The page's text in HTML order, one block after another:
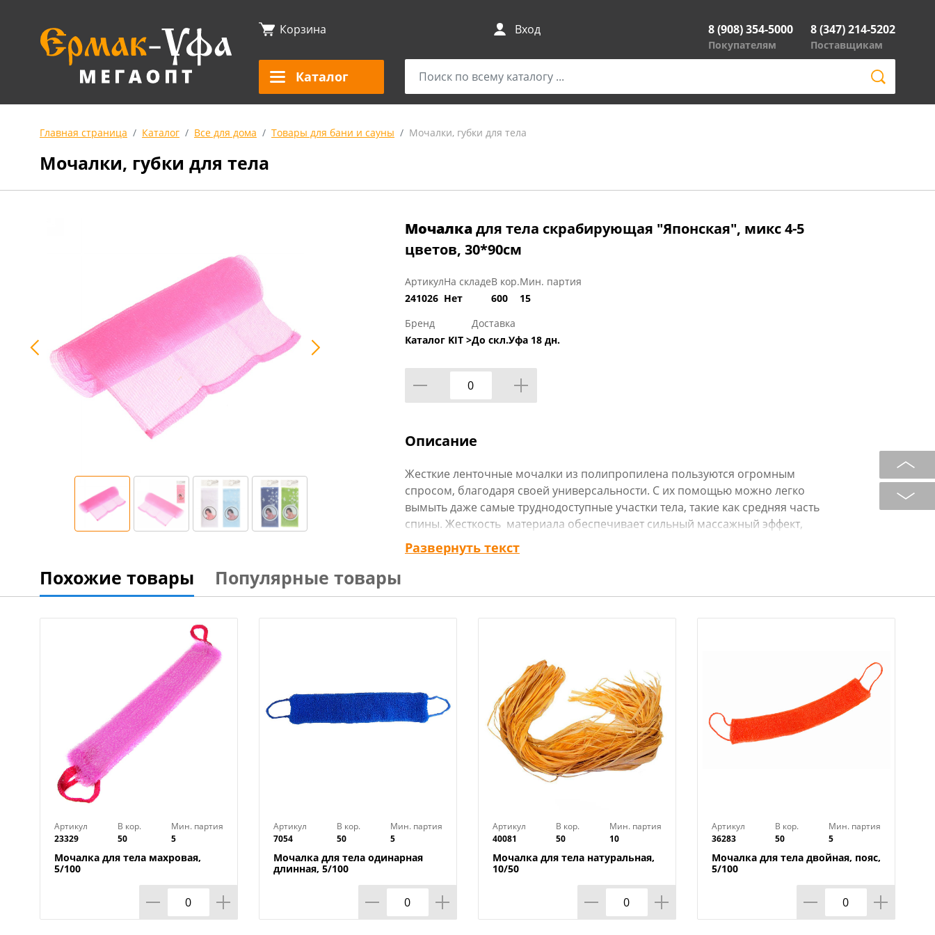
Корзина Вход 8 (908) 354-5000
Покупателям
8 (347) 214-5202
Поставщикам
Каталог
Главная страница Каталог Все для дома Товары для бани и сауны Мочалки, губки для тела
Мочалки, губки для тела
Мочалкадля тела скрабирующая "Японская", микс 4-5
цветов, 30*90см
Артикул
241026
На складе
Нет
В кор.
600
Мин. партия
15
Бренд
Каталог KIT >
Доставка
До скл.Уфа 18 дн.
Описание
Жесткие ленточные мочалки из полипропилена пользуются огромным
спросом, благодаря своей универсальности. С их помощью можно легко
вымыть даже самые труднодоступные участки тела, такие как средняя часть
спины. Жесткость материала обеспечивает сильный массажный эффект,
очищает кожу от верхнего слоя ороговевших клеток.
На нашем сайте вы можете купить мочалки оптом, с доставкой по России.
Развернуть текст
Похожие товары Популярные товары
Артикул
23329
В кор.
50
Мин. партия
5
Мочалка для тела махровая,
5/100
Артикул
7054
В кор.
50
Мин. партия
5
Мочалка для тела одинарная
длинная, 5/100
Артикул
40081
В кор.
50
Мин. партия
10
Мочалка для тела натуральная,
10/50
Артикул
36283
В кор.
50
Мин. партия
5
Мочалка для тела двойная, пояс,
5/100